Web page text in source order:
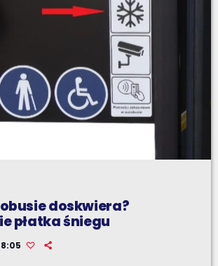
doskwiera?
płatka śniegu